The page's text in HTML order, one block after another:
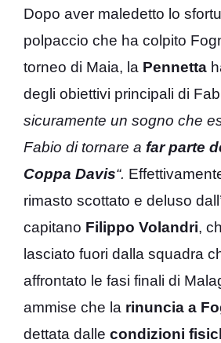
Dopo aver maledetto lo
polpaccio che ha colpito
torneo di Maia, la Pennetta
degli obiettivi principali di
sicuramente un sogno che
Fabio di tornare a far parte
Coppa Davis“.
rimasto scottato e deluso
capitano Filippo Volandri,
lasciato fuori dalla squadra
affrontato le fasi finali di
ammise che la rinuncia a
dettata dalle condizioni